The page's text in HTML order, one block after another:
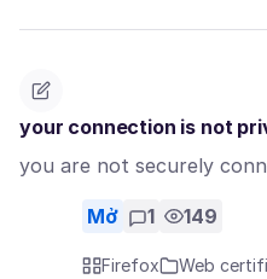
your connection is not
you are not securely
Mở 1 149
Firefox
Web